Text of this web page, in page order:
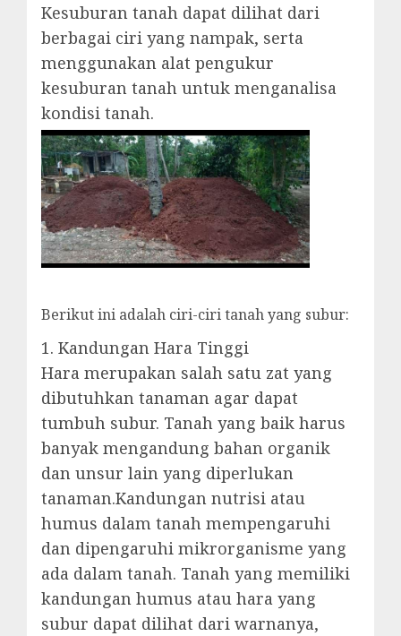
Kesuburan tanah dapat dilihat dari
berbagai ciri yang nampak, serta
menggunakan alat pengukur
kesuburan tanah untuk menganalisa
kondisi tanah.
Berikut ini adalah ciri-ciri tanah yang subur:
1. Kandungan Hara Tinggi
Hara merupakan salah satu zat yang
dibutuhkan tanaman agar dapat
tumbuh subur. Tanah yang baik harus
banyak mengandung bahan organik
dan unsur lain yang diperlukan
tanaman.Kandungan nutrisi atau
humus dalam tanah mempengaruhi
dan dipengaruhi mikrorganisme yang
ada dalam tanah. Tanah yang memiliki
kandungan humus atau hara yang
subur dapat dilihat dari warnanya,